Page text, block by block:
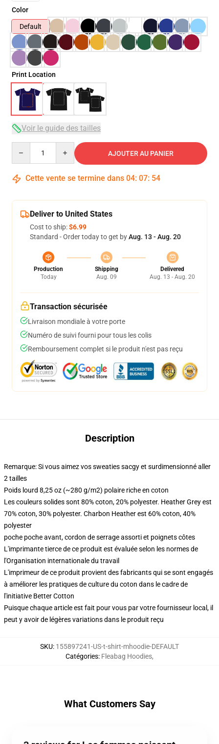
Color
Default
Print Location
Voir le guide des tailles
AJOUTER AU PANIER
Cette vente se termine dans 04: 07: 53
Deliver to United States
Cost to ship:$6.99
Standard - Order today to get byAug. 13 - Aug. 20
Production
Today
Shipping
Aug. 09
Delivered
Aug. 13 - Aug. 20
Transaction sécurisée
Livraison mondiale à votre porte
Numéro de suivi fourni pour tous les colis
Remboursement complet si le produit n'est pas reçu
Description
Remarque: Si vous aimez vos sweaties sacgy et surdimensionné aller
2 tailles
Poids lourd 8,25 oz (~280 g/m2) polaire riche en coton
Les couleurs solides sont 80% coton, 20% polyester. Heather Grey est
70% coton, 30% polyester. Charbon Heather est 60% coton, 40%
polyester
poche poche avant, cordon de serrage assorti et poignets côtes
L'imprimante tierce de ce produit est évaluée selon les normes de
l'Organisation internationale du travail
L'imprimeur de ce produit provient des fabricants qui se sont engagés
à améliorer les pratiques de culture du coton dans le cadre de
l'initiative Better Cotton
Puisque chaque article est fait pour vous par votre fournisseur local, il
peut y avoir de légères variations dans le produit reçu
SKU: 155897241-US-t-shirt-mhoodie-DEFAULT
Catégories: Fleabag Hoodies,
What Customers Say